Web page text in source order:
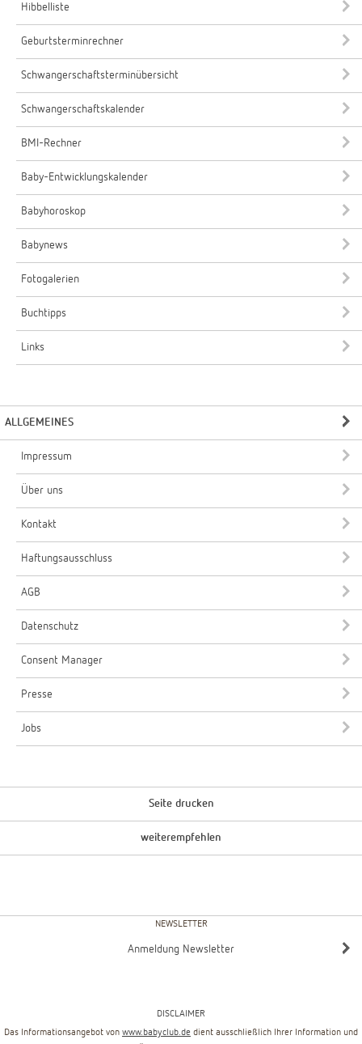
Hibbelliste
Geburtsterminrechner
Schwangerschaftsterminübersicht
Schwangerschaftskalender
BMI-Rechner
Baby-Entwicklungskalender
Babyhoroskop
Babynews
Fotogalerien
Buchtipps
Links
ALLGEMEINES
Impressum
Über uns
Kontakt
Haftungsausschluss
AGB
Datenschutz
Consent Manager
Presse
Jobs
Seite drucken
weiterempfehlen
NEWSLETTER
Anmeldung Newsletter
DISCLAIMER
Das Informationsangebot von www.babyclub.de dient ausschließlich Ihrer Information und